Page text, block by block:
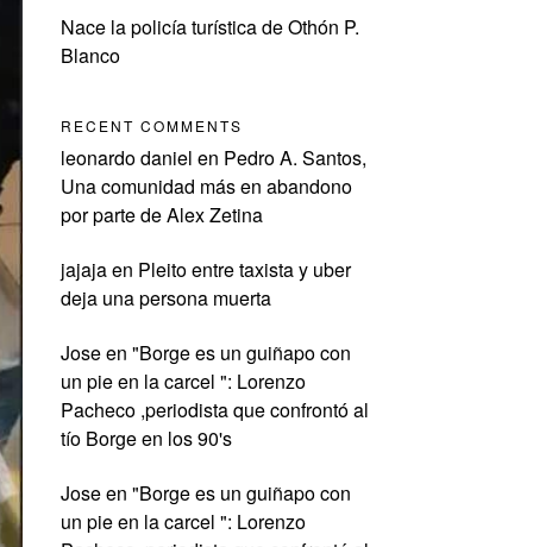
Nace la policía turística de Othón P.
Blanco
RECENT COMMENTS
leonardo daniel en Pedro A. Santos,
Una comunidad más en abandono
por parte de Alex Zetina
jajajaen Pleito entre taxista y uber
deja una persona muerta
Joseen "Borge es un guiñapo con
un pie en la carcel ": Lorenzo
Pacheco ,periodista que confrontó al
tío Borge en los 90's
Joseen "Borge es un guiñapo con
un pie en la carcel ": Lorenzo